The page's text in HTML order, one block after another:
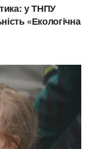
у ТНПУ
«Екологічна